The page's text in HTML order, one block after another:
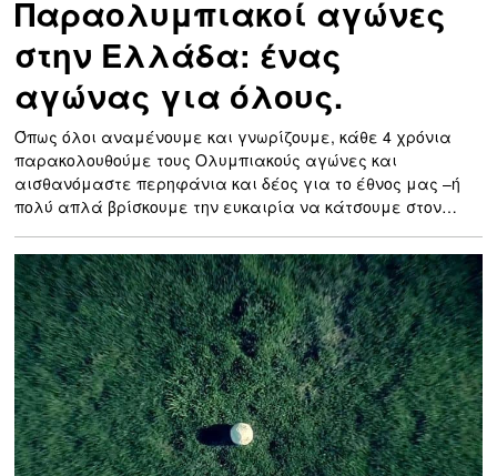
Παραολυμπιακοί αγώνες
στην Ελλάδα: ένας
αγώνας για όλους.
Όπως όλοι αναμένουμε και γνωρίζουμε, κάθε 4 χρόνια
παρακολουθούμε τους Ολυμπιακούς αγώνες και
αισθανόμαστε περηφάνια και δέος για το έθνος μας –ή
πολύ απλά βρίσκουμε την ευκαιρία να κάτσουμε στον…